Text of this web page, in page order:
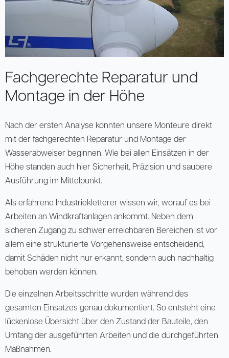
Fachgerechte Reparatur und
Montage in der Höhe
Nach der ersten Analyse konnten unsere Monteure direkt
mit der fachgerechten Reparatur und Montage der
Wasserabweiser beginnen. Wie bei allen Einsätzen in der
Höhe standen auch hier Sicherheit, Präzision und saubere
Ausführung im Mittelpunkt.
Als erfahrene Industriekletterer wissen wir, worauf es bei
Arbeiten an Windkraftanlagen ankommt. Neben dem
sicheren Zugang zu schwer erreichbaren Bereichen ist vor
allem eine strukturierte Vorgehensweise entscheidend,
damit Schäden nicht nur erkannt, sondern auch nachhaltig
behoben werden können.
Die einzelnen Arbeitsschritte wurden während des
gesamten Einsatzes genau dokumentiert. So entsteht eine
lückenlose Übersicht über den Zustand der Bauteile, den
Umfang der ausgeführten Arbeiten und die durchgeführten
Maßnahmen.